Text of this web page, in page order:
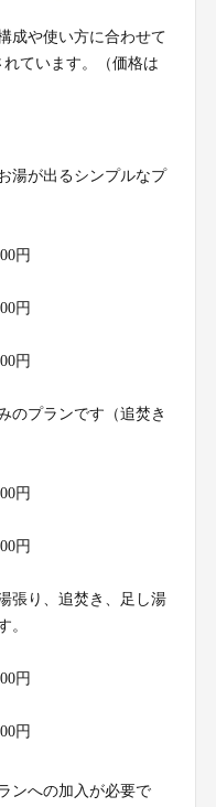
成や使い方に合わせて
ています。（価格は
湯が出るシンプルなプ
円
円
円
のプランです（追焚き
円
円
張り、追焚き、足し湯
。
円
円
ンへの加入が必要で